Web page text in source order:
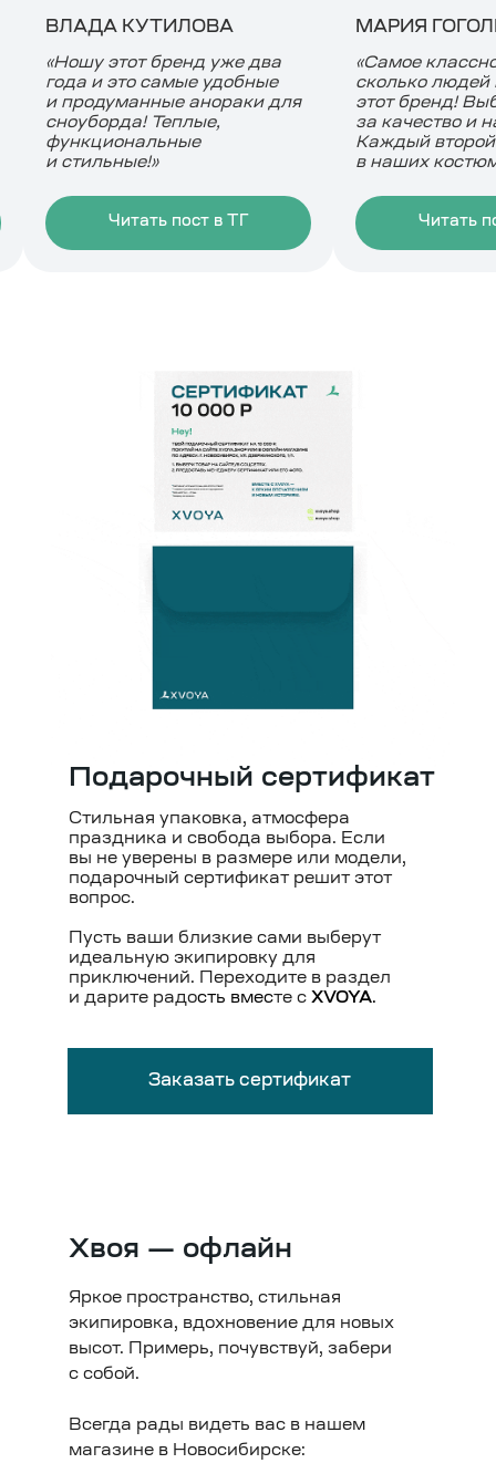
МАРИЯ ГОГОЛЬ
«Самое классное, видеть
сколько людей выбирают
этот бренд! Выбирают его
за качество и надежность.
Каждый второй на горе был
в наших костюмах
Читать пост в ТГ
ПОЛИНА
«Костюм
до мелочей,
отличное,
не промокает,
двигаться»
Читать
Стильная упаковка, атмосфера
праздника и свобода выбора. Если
вы не уверены в размере или модели,
подарочный сертификат решит этот
вопрос.
Пусть ваши близкие сами выберут
идеальную экипировку для
приключений. Переходите в раздел
и дарите радость вместе с XVOYA.
Подарочный сертификат
Заказать сертификат
Хвоя — офлайн
Яркое пространство, стильная
экипировка, вдохновение для новых
высот. Примерь, почувствуй, забери
с собой.
Всегда рады видеть вас в нашем
магазине в Новосибирске: